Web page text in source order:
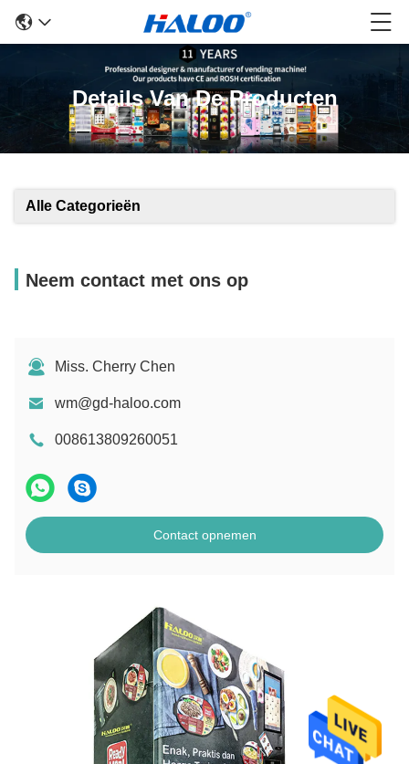
Details Van De Producten
Alle Categorieën
Neem contact met ons op
Miss. Cherry Chen
wm@gd-haloo.com
008613809260051
Contact opnemen